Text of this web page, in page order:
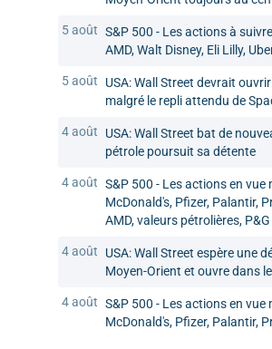
5 août S&P 500 - Les actions à
AMD, Walt Disney, Eli Lilly,
5 août
USA: Wall Street devrait
malgré le repli attendu de
4 août
USA: Wall Street bat de
pétrole poursuit sa détente
4 août S&P 500 - Les actions en vue
McDonald's, Pfizer, Palantir,
AMD, valeurs pétrolières, P&G
4 août
USA: Wall Street espère une
Moyen-Orient et ouvre dans
4 août S&P 500 - Les actions en vue
McDonald's, Pfizer, Palantir,